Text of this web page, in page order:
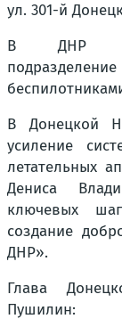
ул. 301-й
В ДНР
В Донецкой
усиление
летательных
Дениса
ключевых
создание
ДНР».
Глава
Пушилин: